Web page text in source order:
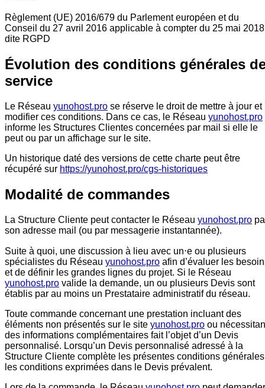
Règlement (UE) 2016/679 du Parlement européen et du
Conseil du 27 avril 2016 applicable à compter du 25 mai
dite RGPD
Évolution des conditions générales
service
Le Réseau yunohost.pro se réserve le droit de mettre à jour et
modifier ces conditions. Dans ce cas, le Réseau yunohost.pro
informe les Structures Clientes concernées par mail si elle le
peut ou par un affichage sur le site.
Un historique daté des versions de cette charte peut être
récupéré sur https://yunohost.pro/cgs-historiques
Modalité de commandes
La Structure Cliente peut contacter le Réseau yunohost.pro
son adresse mail (ou par messagerie instantannée).
Suite à quoi, une discussion à lieu avec un⋅e ou plusieurs
spécialistes du Réseau yunohost.pro afin d’évaluer les
et de définir les grandes lignes du projet. Si le Réseau
yunohost.pro valide la demande, un ou plusieurs Devis sont
établis par au moins un Prestataire administratif du réseau.
Toute commande concernant une prestation incluant des
éléments non présentés sur le site yunohost.pro ou
des informations complémentaires fait l’objet d’un Devis
personnalisé. Lorsqu’un Devis personnalisé adressé à la
Structure Cliente complète les présentes conditions
les conditions exprimées dans le Devis prévalent.